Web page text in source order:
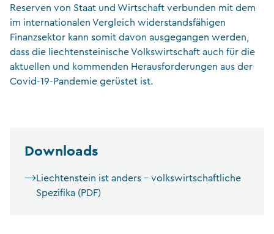
Reserven von Staat und Wirtschaft verbunden mit dem
im internationalen Vergleich widerstandsfähigen
Finanzsektor kann somit davon ausgegangen werden,
dass die liechtensteinische Volkswirtschaft auch für die
aktuellen und kommenden Herausforderungen aus der
Covid-19-Pandemie gerüstet ist.
Downloads
Liechtenstein ist anders – volkswirtschaftliche
Spezifika (PDF)